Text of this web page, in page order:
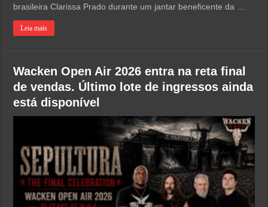
brasileira Clarissa Prado durante um jantar beneficente da …
Leia mais
Wacken Open Air 2026 entra na reta final
de vendas. Último lote de ingressos ainda
está disponível